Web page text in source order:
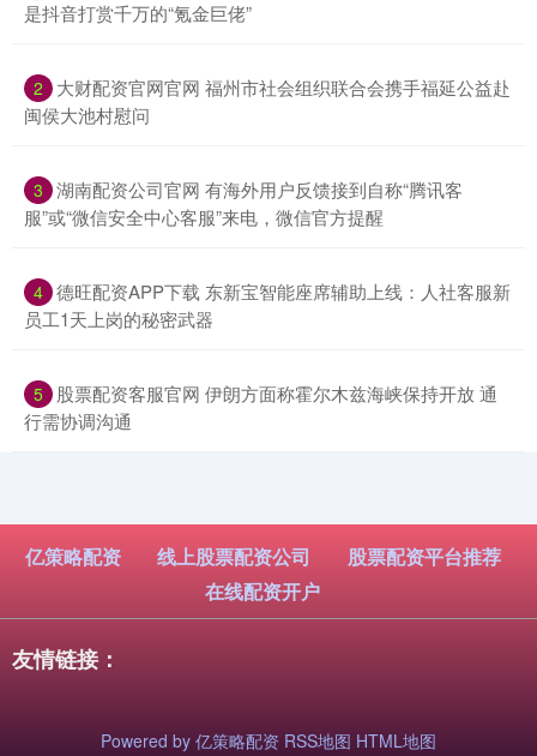
是抖音打赏千万的“氪金巨佬”
2
​大财配资官网官网 福州市社会组织联合会携手福延公益赴
闽侯大池村慰问
3 ​湖南配资公司官网 有海外用户反馈接到自称“腾讯客
服”或“微信安全中心客服”来电，微信官方提醒
4 ​德旺配资APP下载 东新宝智能座席辅助上线：人社客服新
员工1天上岗的秘密武器
5
​股票配资客服官网 伊朗方面称霍尔木兹海峡保持开放 通
行需协调沟通
亿策略配资 线上股票配资公司
股票配资平台推荐
在线配资开户
友情链接：
Powered by 亿策略配资 RSS地图 HTML地图